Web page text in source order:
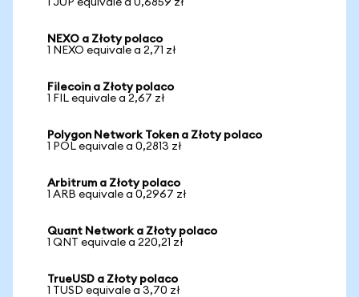
1 JUP equivale a 0,6859 zł
NEXO a Złoty polaco
1 NEXO equivale a 2,71 zł
Filecoin a Złoty polaco
1 FIL equivale a 2,67 zł
Polygon Network Token a Złoty polaco
1 POL equivale a 0,2813 zł
Arbitrum a Złoty polaco
1 ARB equivale a 0,2967 zł
Quant Network a Złoty polaco
1 QNT equivale a 220,21 zł
TrueUSD a Złoty polaco
1 TUSD equivale a 3,70 zł